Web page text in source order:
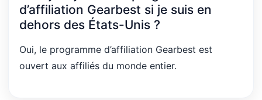
d’affiliation Gearbest si je suis en
dehors des États-Unis ?
Oui, le programme d’affiliation Gearbest est
ouvert aux affiliés du monde entier.